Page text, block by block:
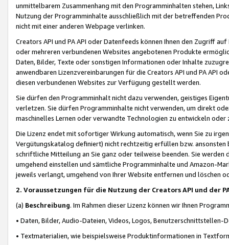
unmittelbarem Zusammenhang mit den Programminhalten stehen,
Nutzung der Programminhalte ausschließlich mit der betreffenden
nicht mit einer anderen Webpage verlinken.
Creators API und PA API oder Datenfeeds können Ihnen den Zugriff
oder mehreren verbundenen Websites angebotenen Produkte
Daten, Bilder, Texte oder sonstigen Informationen oder Inhalte
anwendbaren Lizenzvereinbarungen für die Creators API und PA API
diesen verbundenen Websites zur Verfügung gestellt werden.
Sie dürfen den Programminhalt nicht dazu verwenden, geistiges
verletzen. Sie dürfen Programminhalte nicht verwenden, um direkt
maschinelles Lernen oder verwandte Technologien zu entwickeln
Die Lizenz endet mit sofortiger Wirkung automatisch, wenn Sie zu
Vergütungskatalog definiert) nicht rechtzeitig erfüllen bzw. ansonsten
schriftliche Mitteilung an Sie ganz oder teilweise beenden. Sie werden
umgehend einstellen und sämtliche Programminhalte und Amazon-
jeweils verlangt, umgehend von Ihrer Website entfernen und löschen
2. Voraussetzungen für die Nutzung der Creators API und der
(a) Beschreibung. Im Rahmen dieser Lizenz können wir Ihnen
• Daten, Bilder, Audio-Dateien, Videos, Logos, Benutzerschnittstellen-
• Textmaterialien, wie beispielsweise Produktinformationen in